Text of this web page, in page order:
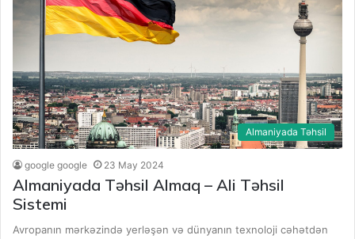
Almaniyada Təhsil
google google 23 May 2024
Almaniyada Təhsil Almaq – Ali Təhsil
Sistemi
Avropanın mərkəzində yerləşən və dünyanın texnoloji cəhətdən